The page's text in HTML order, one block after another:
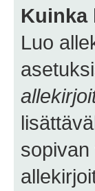
Kuinka
Luo